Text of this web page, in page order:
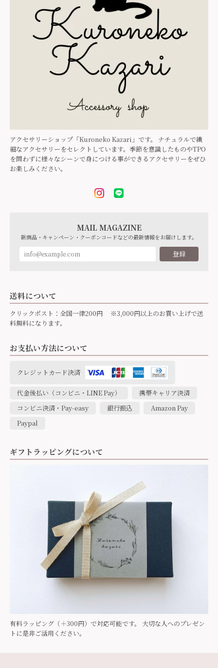
アクセサリーショップ「Kuroneko Kazari」です。 ナチュラルで繊
細なアクセサリーをセレクトしています。季節を意識したものやTPO
を問わずに様々なシーンで身につける事ができるアクセサリーをぜひ
お楽しみください。
MAIL MAGAZINE
新商品・キャンペーン・クーポンコードなどの最新情報をお届けします。
登録
送料について
クリックポスト：全国一律200円 ※3,000円以上のお買い上げで送
料無料になります。
お支払い方法について
クレジットカード決済
代金後払い（コンビニ・LINE Pay）
携帯キャリア決済
コンビニ決済・Pay-easy
銀行振込
Amazon Pay
Paypal
ギフトラッピングについて
有料ラッピング（＋300円）で対応可能です。 大切な人へのプレゼン
トに是非ご活用ください。